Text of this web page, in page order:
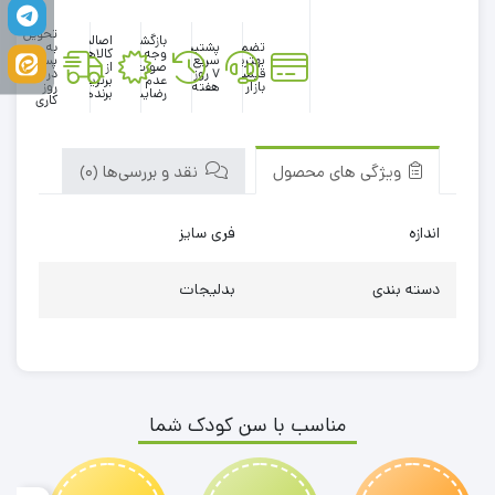
تضمین
بهترین
قیمت
بازار
پشتیبانی
سریع در
۷ روز
هفته
بازگشت
وجه در
صورت
عدم
رضایت
اصالت
کالاها
از
برترین
برندها
تحویل
به
پست
روز
کاری
ویژگی های محصول نقد و بررسی‌ها (0)
اندازه فری سایز
دسته بندی بدلیجات
مناسب با سن کودک شما